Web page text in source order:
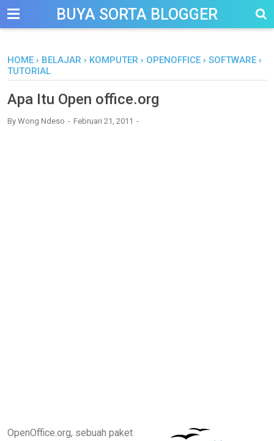
--> BUYA SORTA BLOGGER
HOME › BELAJAR › KOMPUTER › OPENOFFICE › SOFTWARE ›
TUTORIAL
Apa Itu Open office.org
By Wong Ndeso Februari 21, 2011
OpenOffice.org, sebuah paket